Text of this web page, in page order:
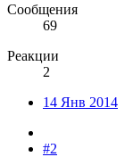
Сообщения
69
Реакции
2
14 Янв 2014
#2